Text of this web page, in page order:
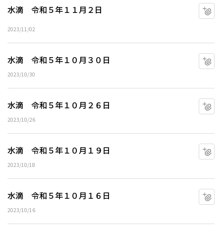
水滴 令和５年１１月２日
2023/11/02
水滴 令和５年１０月３０日
2023/10/30
水滴 令和５年１０月２６日
2023/10/26
水滴 令和５年１０月１９日
2023/10/18
水滴 令和５年１０月１６日
2023/10/16